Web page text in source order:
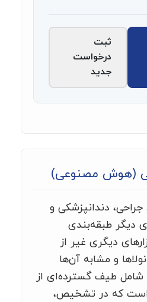
ثبت
درخواست
جدید
(هوش مصنوعی)
دندانپزشکی و
دیگر طبقه‌بندی
دیگری غیر از
و مشابه آن‌ها
طیف گسترده‌ای از
که در تشخیص،